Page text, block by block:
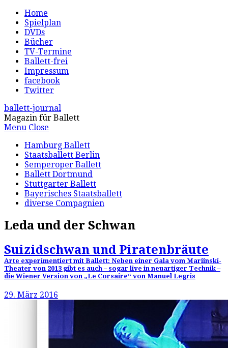
Home
Spielplan
DVDs
Bücher
TV-Termine
Ballett-frei
Impressum
facebook
Twitter
ballett-journal
Magazin für Ballett
Menu Close
Hamburg Ballett
Staatsballett Berlin
Semperoper Ballett
Ballett Dortmund
Stuttgarter Ballett
Bayerisches Staatsballett
diverse Compagnien
Leda und der Schwan
Suizidschwan und Piratenbräute
Arte experimentiert mit Ballett: Neben einer Gala vom Mariinski-
Theater von 2013 gibt es auch – sogar live in neuartiger Technik –
die Wiener Version von „Le Corsaire“ von Manuel Legris
29. März 2016